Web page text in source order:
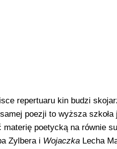
repertuaru kin budzi
poezji to wyższa
materię poetycką na równie
Zylbera i Wojaczka Lecha